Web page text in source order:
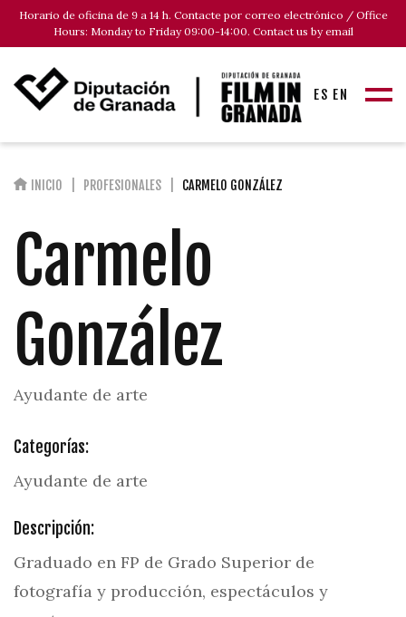
Horario de oficina de 9 a 14 h. Contacte por correo electrónico / Office
Hours: Monday to Friday 09:00-14:00. Contact us by email
ES EN
INICIO PROFESIONALES CARMELO GONZÁLEZ
Carmelo
González
Ayudante de arte
Categorías:
Ayudante de arte
Descripción:
Graduado en FP de Grado Superior de
fotografía y producción, espectáculos y